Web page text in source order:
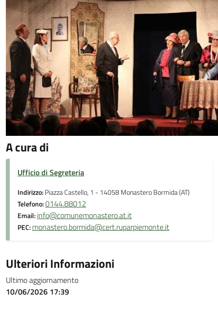
A cura di
Ufficio di Segreteria
Indirizzo:Piazza Castello, 1 - 14058 Monastero Bormida (AT)
Telefono:0144.88012
Email:info@comunemonastero.at.it
PEC:monastero.bormida@cert.ruparpiemonte.it
Ulteriori Informazioni
Ultimo aggiornamento
10/06/2026 17:39